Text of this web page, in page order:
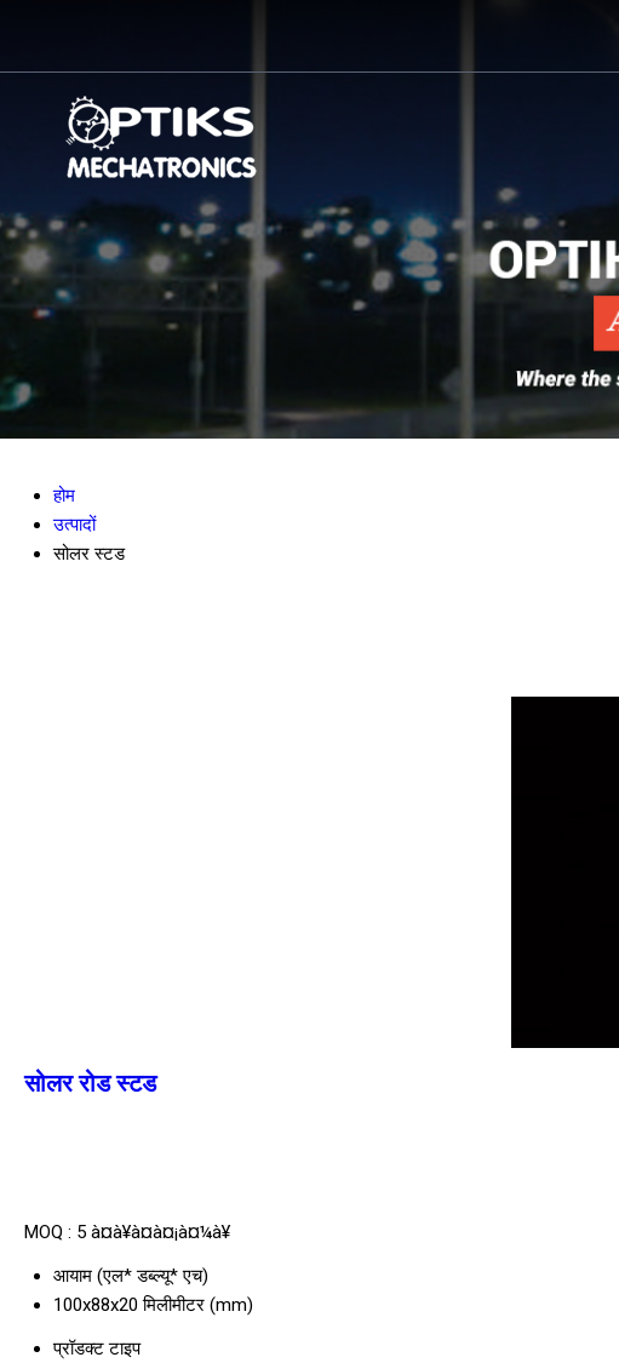
होम
उत्पादों
सोलर स्टड
सोलर रोड स्टड
MOQ : 5 à¤à¥à¤à¤¡à¤¼à¥
आयाम (एल* डब्ल्यू* एच)
100x88x20 मिलीमीटर (mm)
प्रॉडक्ट टाइप